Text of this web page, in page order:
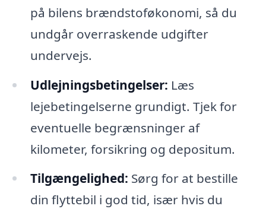
på bilens brændstoføkonomi, så du
undgår overraskende udgifter
undervejs.
Udlejningsbetingelser: Læs
lejebetingelserne grundigt. Tjek for
eventuelle begrænsninger af
kilometer, forsikring og depositum.
Tilgængelighed: Sørg for at bestille
din flyttebil i god tid, især hvis du